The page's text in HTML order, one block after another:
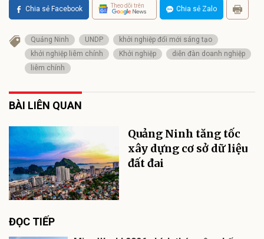
Chia sẻ Facebook Theo dõi trên Chia sẻ Zalo
Quảng Ninh UNDP
khởi nghiệp đổi mới sáng tạo
khởi nghiệp liêm chính
Khởi nghiệp
diễn đàn doanh nghiệp
liêm chính
BÀI LIÊN QUAN
Quảng Ninh tăng tốc
xây dựng cơ sở dữ liệu
đất đai
ĐỌC TIẾP